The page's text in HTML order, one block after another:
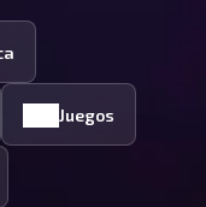
Juegos